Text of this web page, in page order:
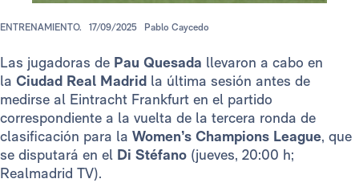
ENTRENAMIENTO. 17/09/2025 Pablo Caycedo
Las jugadoras de Pau Quesada llevaron a cabo en
la Ciudad Real Madrid la última sesión antes de
medirse al Eintracht Frankfurt en el partido
correspondiente a la vuelta de la tercera ronda de
clasificación para la Women’s Champions League, que
se disputará en el Di Stéfano (jueves, 20:00 h;
Realmadrid TV).